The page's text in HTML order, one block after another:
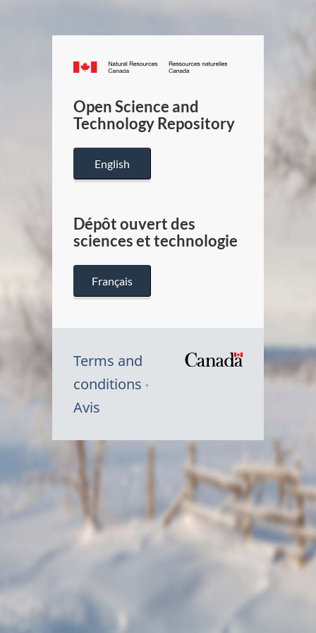
Canada.ca
/
Canada
Open Science and
Technology Repository
English
Dépôt ouvert des
sciences et technologie
Français
Terms and
conditions
Avis
Symbole
Canada